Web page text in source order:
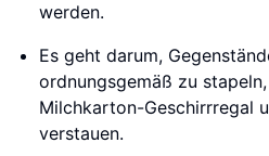
werden.
Es geht darum,
ordnungsgemäß zu
Milchkarton-Geschirrregal
verstauen.